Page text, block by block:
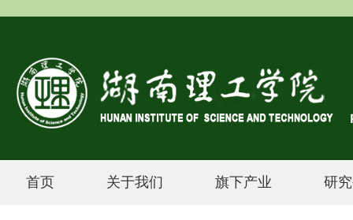
首页 关于我们 旗下产业 研